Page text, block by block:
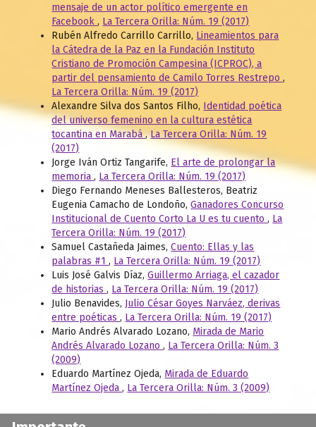
mensaje de un actor político emergente en
Facebook, La Tercera Orilla: Núm. 19 (2017)
Rubén Alfredo Carrillo Carrillo, Lineamientos para
la Cátedra de la Paz en la Fundación Instituto
Cristiano de Promoción Campesina (ICPROC), a
partir del pensamiento de Camilo Torres Restrepo,
La Tercera Orilla: Núm. 19 (2017)
Alexandre Silva dos Santos Filho, Identidad poética
del universo femenino en la cultura estética
tocantina en Marabá,La Tercera Orilla: Núm. 19
(2017)
Jorge Iván Ortiz Tangarife, El arte de prolongar la
memoria, La Tercera Orilla: Núm. 19 (2017)
Diego Fernando Meneses Ballesteros, Beatriz
Eugenia Camacho de Londoño,Ganadores Concurso
Institucional de Cuento Corto La U es tu cuento, La
Tercera Orilla: Núm. 19 (2017)
Samuel Castañeda Jaimes,Cuento: Ellas y las
palabras #1, La Tercera Orilla: Núm. 19 (2017)
Luis José Galvis Díaz,Guillermo Arriaga, el cazador
de historias, La Tercera Orilla: Núm. 19 (2017)
Julio Benavides, Julio César Goyes Narváez, derivas
entre poéticas, La Tercera Orilla: Núm. 19 (2017)
Mario Andrés Alvarado Lozano, Mirada de Mario
Andrés Alvarado Lozano, La Tercera Orilla: Núm. 3
(2009)
Eduardo Martínez Ojeda, Mirada de Eduardo
Martínez Ojeda, La Tercera Orilla: Núm. 3 (2009)